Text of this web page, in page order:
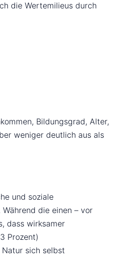
die Wertemilieus durch
Bildungsgrad, Alter,
weniger deutlich aus als
und soziale
die einen – vor
dass wirksamer
Prozent)
sich selbst